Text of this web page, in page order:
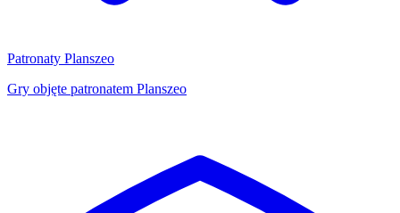
Patronaty Planszeo
Gry objęte patronatem Planszeo